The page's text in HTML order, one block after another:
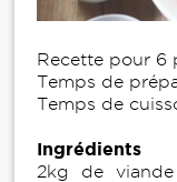
Recette pour 6
Temps de
Temps de
Ingrédients
2kg de